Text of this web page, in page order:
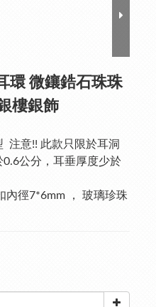
環 微鑲鋯石珠珠
樓銀飾
注意!! 此款只限於耳洞
公分，耳垂厚度少於
內徑7*6mm ， 玻璃珍珠